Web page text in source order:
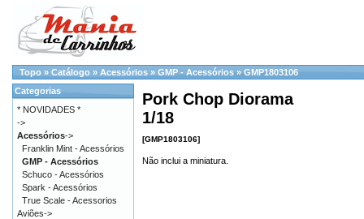
Topo » Catálogo » Acessórios » GMP - Acessórios » GMP1803106
Pork Chop Diorama
1/18
[GMP1803106]
Não inclui a miniatura.
Categorias
* NOVIDADES *
->
Acessórios->
Franklin Mint - Acessórios
GMP - Acessórios
Schuco - Acessórios
Spark - Acessórios
True Scale - Acessorios
Aviões->